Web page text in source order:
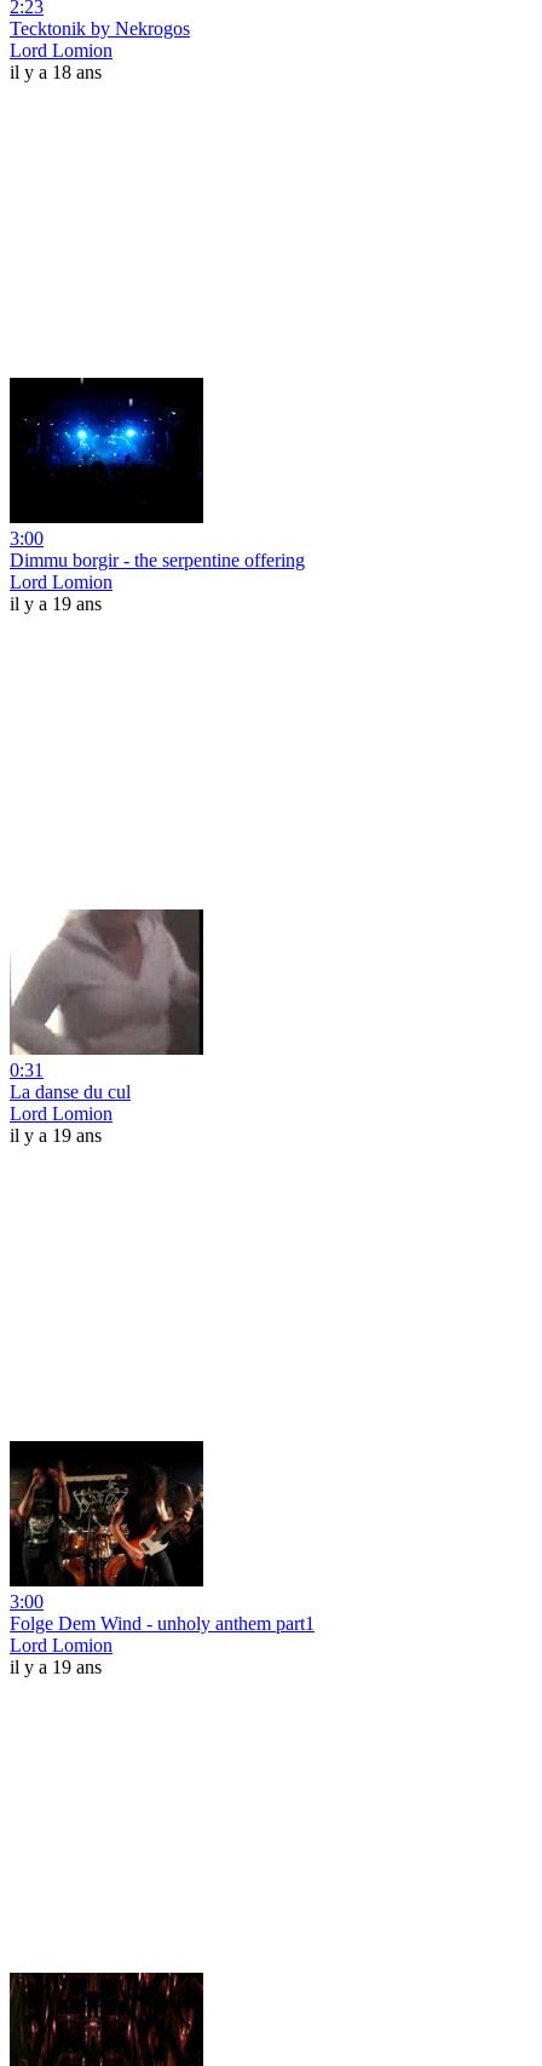
2:23
Tecktonik by Nekrogos
Lord Lomion
il y a 18 ans
3:00
Dimmu borgir - the serpentine offering
Lord Lomion
il y a 19 ans
0:31
La danse du cul
Lord Lomion
il y a 19 ans
3:00
Folge Dem Wind - unholy anthem part1
Lord Lomion
il y a 19 ans